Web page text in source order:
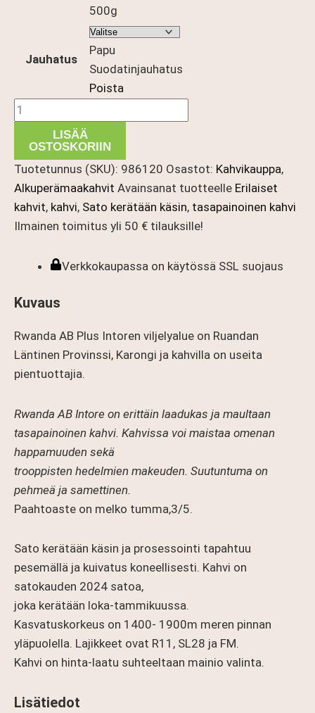
500g
Jauhatus
Papu
Suodatinjauhatus
Poista
Rwanda
AB
Intore
määrä
LISÄÄ
OSTOSKORIIN
Tuotetunnus (SKU): 986120 Osastot: Kahvikauppa,
Alkuperämaakahvit Avainsanat tuotteelle Erilaiset
kahvit, kahvi, Sato kerätään käsin, tasapainoinen kahvi
Ilmainen toimitus yli 50 € tilauksille!
Verkkokaupassa on käytössä SSL suojaus
Kuvaus
Rwanda AB Plus Intoren viljelyalue on Ruandan
Läntinen Provinssi, Karongi ja kahvilla on useita
pientuottajia.
Rwanda AB Intore on erittäin laadukas ja maultaan
tasapainoinen kahvi. Kahvissa voi maistaa omenan
happamuuden sekä
trooppisten hedelmien makeuden. Suutuntuma on
pehmeä ja samettinen.
Paahtoaste on melko tumma,3/5.
Sato kerätään käsin ja prosessointi tapahtuu
pesemällä ja kuivatus koneellisesti. Kahvi on
satokauden 2024 satoa,
joka kerätään loka-tammikuussa.
Kasvatuskorkeus on 1400- 1900m meren pinnan
yläpuolella. Lajikkeet ovat R11, SL28 ja FM.
Kahvi on hinta-laatu suhteeltaan mainio valinta.
Lisätiedot